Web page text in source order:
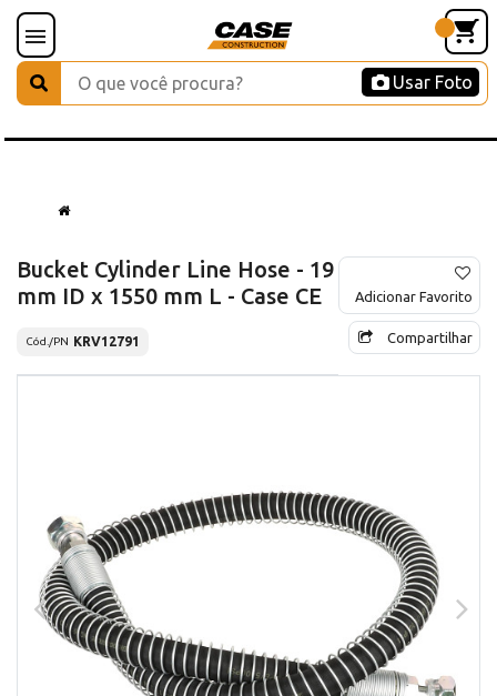
Usar Foto
Bucket Cylinder Line Hose - 19
mm ID x 1550 mm L - Case CE
Cód./PN KRV12791
Adicionar Favorito
Compartilhar